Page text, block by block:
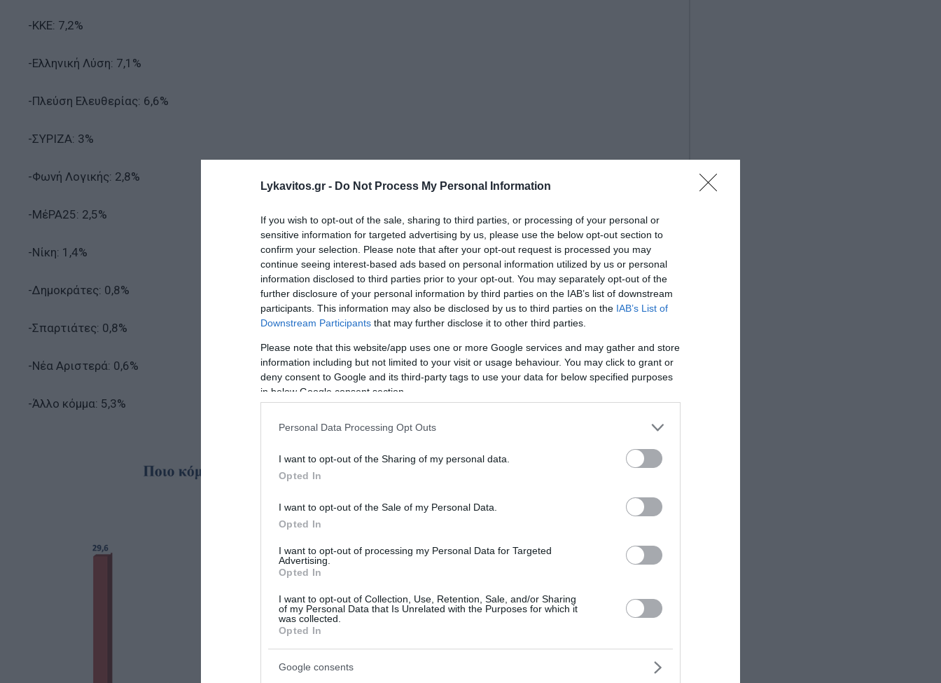
Lykavitos.gr - Do Not Process My Personal Information
If you wish to opt-out of the sale, sharing to third parties, or processing of your personal or
sensitive information for targeted advertising by us, please use the below opt-out section to
confirm your selection. Please note that after your opt-out request is processed you may
continue seeing interest-based ads based on personal information utilized by us or personal
information disclosed to third parties prior to your opt-out. You may separately opt-out of the
further disclosure of your personal information by third parties on the IAB’s list of downstream
participants. This information may also be disclosed by us to third parties on the IAB’s List of
Downstream Participants that may further disclose it to other third parties.
Please note that this website/app uses one or more Google services and may gather and store
information including but not limited to your visit or usage behaviour. You may click to grant or
deny consent to Google and its third-party tags to use your data for below specified purposes
in below Google consent section.
Personal Data Processing Opt Outs
I want to opt-out of the Sharing of my personal data.
Opted In
I want to opt-out of the Sale of my Personal Data.
Opted In
I want to opt-out of processing my Personal Data for Targeted
Advertising.
Opted In
I want to opt-out of Collection, Use, Retention, Sale, and/or Sharing
of my Personal Data that Is Unrelated with the Purposes for which it
was collected.
Opted In
Google consents
-ΚΚΕ: 7,2%
-Ελληνική Λύση: 7,1%
-Πλεύση Ελευθερίας: 6,6%
-ΣΥΡΙΖΑ: 3%
-Φωνή Λογικής: 2,8%
-ΜέΡΑ25: 2,5%
-Νίκη: 1,4%
-Δημοκράτες: 0,8%
-Σπαρτιάτες: 0,8%
-Νέα Αριστερά: 0,6%
-Άλλο κόμμα: 5,3%